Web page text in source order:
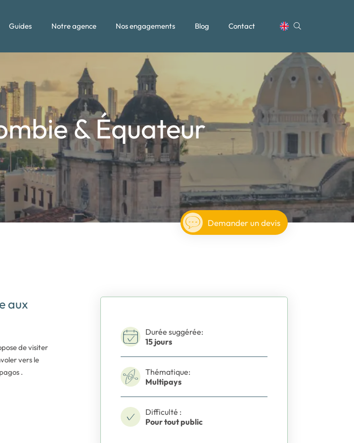
Guides Notre agence Nos engagements Blog Contact
& Équateur
Demander un devis
aux
de visiter
vers le
.
Durée suggérée:
15 jours
Thématique:
Multipays
Difficulté :
Pour tout public